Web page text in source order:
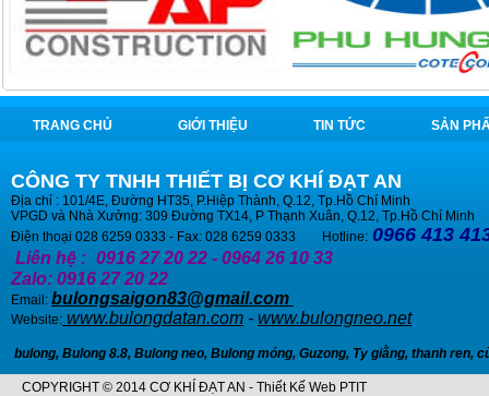
TRANG CHỦ GIỚI THIỆU TIN TỨC SẢN
CÔNG TY TNHH THIẾT BỊ CƠ KHÍ ĐẠT AN
Địa chỉ : 101/4E, Đường HT35, P.Hiệp Thành, Q.12, Tp.Hồ Chí Minh
VPGD và Nhà Xưởng: 309 Đường TX14, P Thạnh Xuân, Q.12, Tp.Hồ Chí Minh
Điện thoại 028 6259 0333 - Fax: 028 6259 0333 Hotline: 0966 413
Liên hệ : 0916 27 20 22 - 0964 26 10 33
Zalo: 0916 27 20 22
Email: bulongsaigon83@gmail.com
Website: www.bulongdatan.com - www.bulongneo.net
bulong, Bulong 8.8, Bulong neo, Bulong móng, Guzong, Ty giằng, thanh ren,
COPYRIGHT © 2014 CƠ KHÍ ĐẠT AN - Thiết Kế Web PTIT